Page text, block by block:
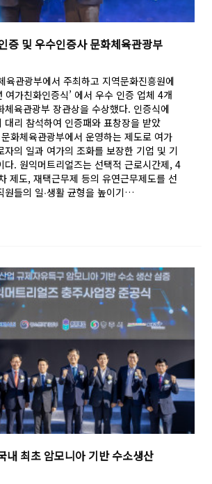
증 및 우수인증사 문화체육관광부
육관광부에서 주최하고 지역문화진흥원에
여가친화인증식’ 에서 우수 인증 업체 4개
체육관광부 장관상을 수상했다. 인증식에
대리 참석하여 인증패와 표창장을 받았
문화체육관광부에서 운영하는 제도로 여가
자의 일과 여가의 조화를 보장한 기업 및 기
다. 원익머트리얼즈는 선택적 근로시간제, 4
제도, 재택근무제 등의 유연근무제도를 선
원들의 일∙생활 균형을 높이기…
내 최초 암모니아 기반 수소생산